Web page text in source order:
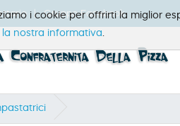
Gruppo Facebook
i cookie per offrirti la miglior
la nostra informativa.